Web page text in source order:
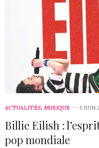
ACTUALITÉS, MUSIQUE 5 JUIN
Billie Eilish :
pop mondiale